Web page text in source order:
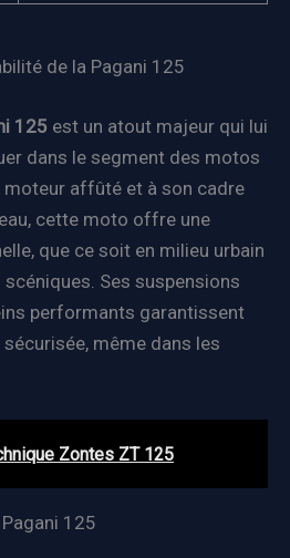
de la Pagani 125
125 est un atout majeur qui lui
dans le segment des motos
moteur affûté et à son cadre
cette moto offre une
que ce soit en milieu urbain
Ses suspensions
performants garantissent
même dans les
Zontes ZT 125
125